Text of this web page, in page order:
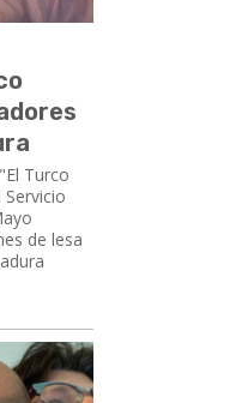
Turco
de lesa